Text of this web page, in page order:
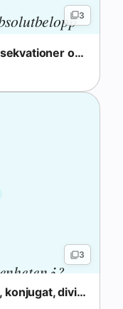
Vad är definitionen av absolutbelopp3
Flashcards om absolutbeloppsekvationer och olikheter
i
i ?
3
Flashcards om komplexa tal: i, konjugat, division